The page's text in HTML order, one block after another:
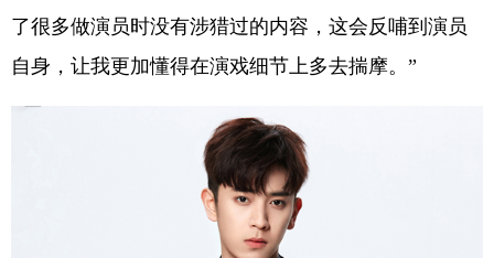
了很多做演员时没有涉猎过的内容，这会反哺到演员
自身，让我更加懂得在演戏细节上多去揣摩。”